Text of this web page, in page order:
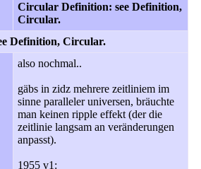
Circular Definition: see Definition,
Circular.
Definition, Circular.
also nochmal..
gäbs in zidz mehrere zeitliniem im
sinne paralleler universen, bräuchte
man keinen ripple effekt (der die
zeitlinie langsam an veränderungen
anpasst).
1955 v1: